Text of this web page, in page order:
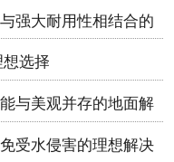
强大耐用性相结合的
选择
与美观并存的地面解
受水侵害的理想解决